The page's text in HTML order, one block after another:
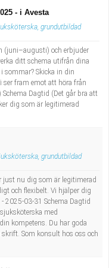
- i Avesta
grundutbildad
(juni–augusti) och erbjuder
ditt schema utifrån dina
sommar? Skicka in din
ser fram emot att höra från
Dagtid (Det går bra att
dig som är legitimerad
grundutbildad
just nu dig som är legitimerad
och flexibelt. Vi hjälper dig
2025-03-31 Schema Dagtid
med
kompetens. Du har goda
Som konsult hos oss och